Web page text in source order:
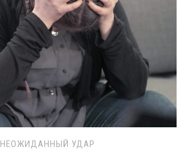
НЕОЖИДАННЫЙ УДАР